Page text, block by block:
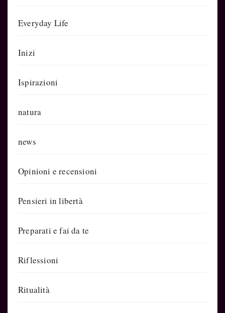
Everyday Life
Inizi
Ispirazioni
natura
news
Opinioni e recensioni
Pensieri in libertà
Preparati e fai da te
Riflessioni
Ritualità